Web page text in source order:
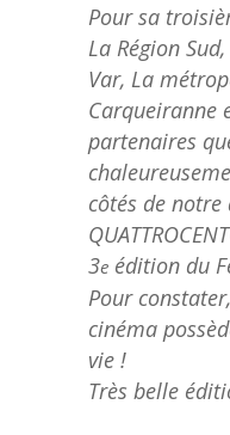
Pour sa
La Région
Var, La
Carqueiranne
partenaires
côtés de
3e édition du
Pour
cinéma
vie !
Très belle